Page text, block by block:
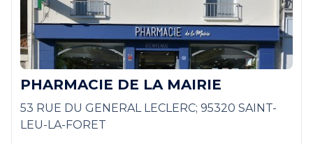
PHARMACIE DE LA MAIRIE
53 RUE DU GENERAL LECLERC; 95320 SAINT-
LEU-LA-FORET